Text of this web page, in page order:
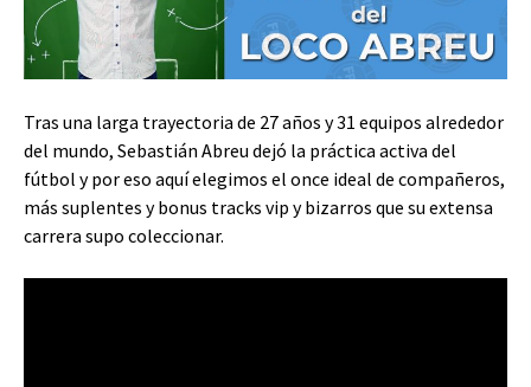
Tras una larga trayectoria de 27 años y 31 equipos alrededor
del mundo, Sebastián Abreu dejó la práctica activa del
fútbol y por eso aquí elegimos el once ideal de compañeros,
más suplentes y bonus tracks vip y bizarros que su extensa
carrera supo coleccionar.